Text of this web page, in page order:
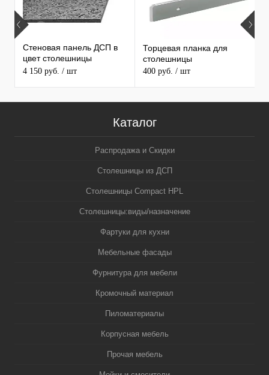
Стеновая панель ДСП в
цвет столешницы
MAERSS
4 150 руб. / шт
Торцевая планка для
столешницы
400 руб. / шт
Каталог
Распродажа и Скидки
Столешницы из ДСП
Столешницы Compact HPL
Столешницы:виды/назначение
Фартуки для кухни
Мебельные фасады
Фурнитура для мебели
Кромочный материал
Пиломатериалы
Корпусная мебель
Прочая мебель